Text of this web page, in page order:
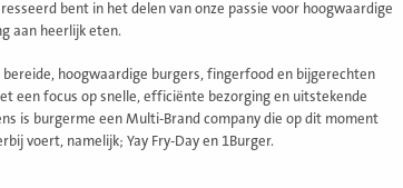
bent in het delen van onze passie voor hoogwaardige
aan heerlijk eten.
hoogwaardige burgers, fingerfood en bijgerechten
een focus op snelle, efficiënte bezorging en uitstekende
is burgerme een Multi-Brand company die op dit moment
voert, namelijk; Yay Fry-Day en 1Burger.